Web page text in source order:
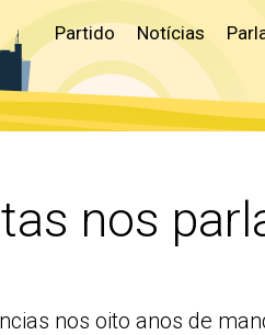
Partido Notícias
nos
nos oito anos de